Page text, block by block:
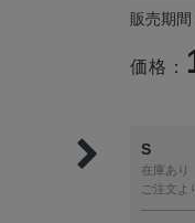
販売期
価格：
S
在庫あり
ご注文よ